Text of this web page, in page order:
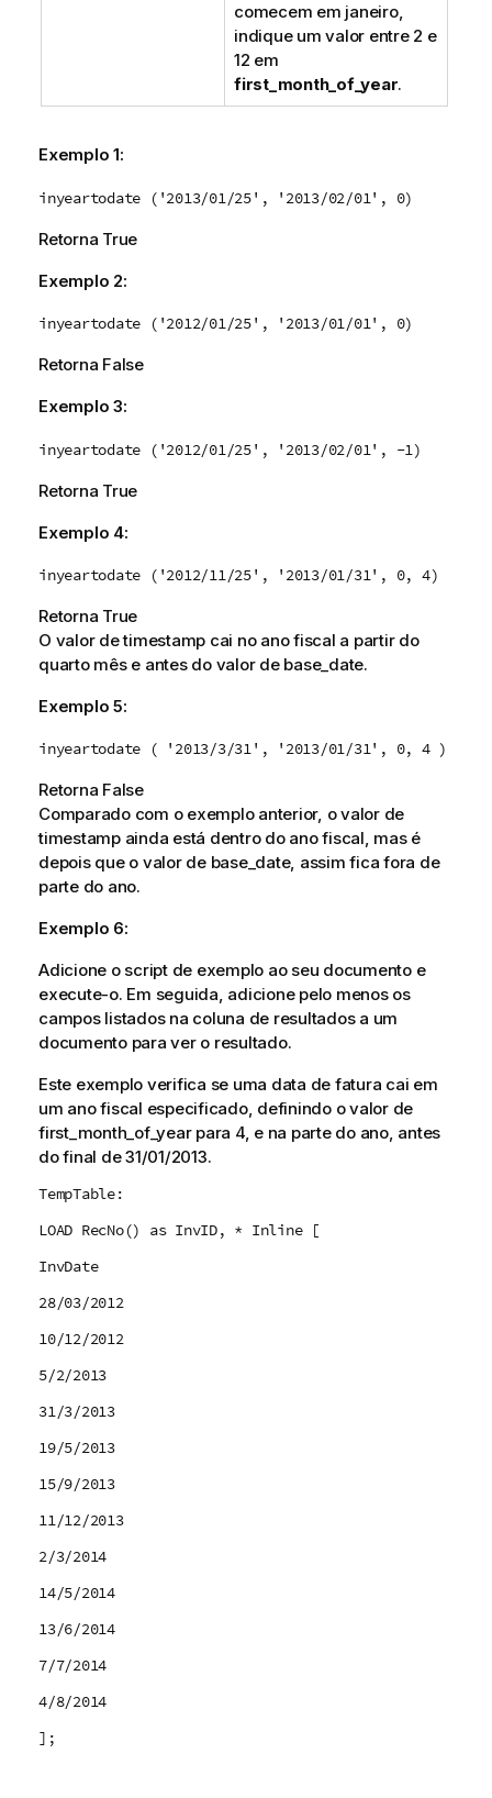
comecem em janeiro,
indique um valor entre 2 e
12 em
first_month_of_year.
Exemplo 1:
inyeartodate ('2013/01/25', '2013/02/01', 0)
Retorna True
Exemplo 2:
inyeartodate ('2012/01/25', '2013/01/01', 0)
Retorna False
Exemplo 3:
inyeartodate ('2012/01/25', '2013/02/01', -1)
Retorna True
Exemplo 4:
inyeartodate ('2012/11/25', '2013/01/31', 0, 4)
Retorna True
O valor detimestamp cai no ano fiscal a partir do
quarto mês e antes do valor de base_date.
Exemplo 5:
inyeartodate ( '2013/3/31', '2013/01/31', 0, 4 )
Retorna False
Comparado com o exemplo anterior, o valor de
timestampainda está dentro do ano fiscal, mas é
depois que o valor de base_date, assim fica fora de
parte do ano.
Exemplo 6:
Adicione o script de exemplo ao seu documento e
execute-o. Em seguida, adicione pelo menos os
campos listados na coluna de resultados a um
documento para ver o resultado.
Este exemplo verifica se uma data de fatura cai em
um ano fiscal especificado, definindo o valor de
first_month_of_yearpara 4, e na parte do ano, antes
do final de 31/01/2013.
TempTable:
LOAD RecNo() as InvID, * Inline [
InvDate
28/03/2012
10/12/2012
5/2/2013
31/3/2013
19/5/2013
15/9/2013
11/12/2013
2/3/2014
14/5/2014
13/6/2014
7/7/2014
4/8/2014
];